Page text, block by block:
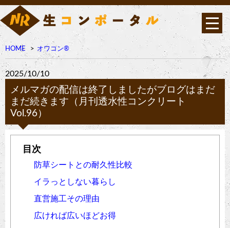
HOME オワコン®︎
2025/10/10
メルマガの配信は終了しましたがブログはまだ
まだ続きます（月刊透水性コンクリート
Vol.96）
防草シートとの耐久性比較
イラっとしない暮らし
直営施工その理由
広ければ広いほどお得